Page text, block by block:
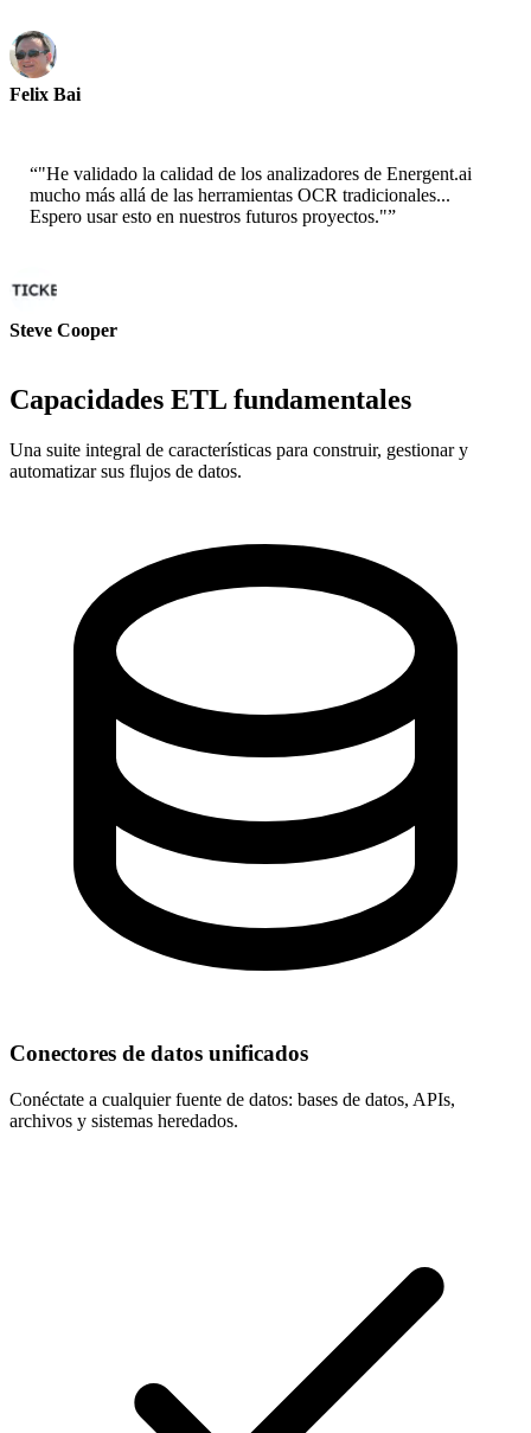
Felix Bai
“"He validado la calidad de los analizadores de Energent.ai
mucho más allá de las herramientas OCR tradicionales...
Espero usar esto en nuestros futuros proyectos."”
Steve Cooper
Capacidades ETL fundamentales
Una suite integral de características para construir, gestionar y
automatizar sus flujos de datos.
Conectores de datos unificados
Conéctate a cualquier fuente de datos: bases de datos, APIs,
archivos y sistemas heredados.